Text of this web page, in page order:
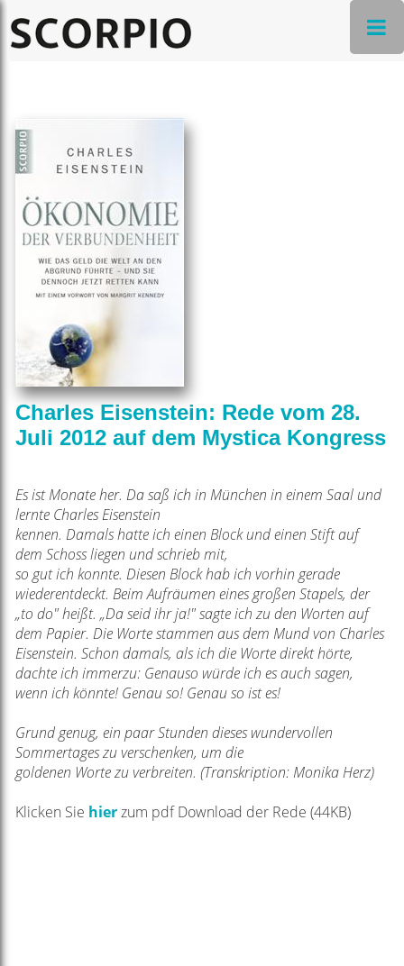
Charles Eisenstein: Rede vom 28.
Juli 2012 auf dem Mystica Kongress
Es ist Monate her. Da saß ich in München in einem Saal und
lernte Charles Eisenstein
kennen. Damals hatte ich einen Block und einen Stift auf
dem Schoss liegen und schrieb mit,
so gut ich konnte. Diesen Block hab ich vorhin gerade
wiederentdeckt. Beim Aufräumen einesgroßen Stapels, der
„to do" heißt. „Da seid ihr ja!" sagte ich zu den Worten auf
dem Papier. Die Worte stammen aus dem Mund von Charles
Eisenstein. Schon damals, als ich die Wortedirekt hörte,
dachte ich immerzu: Genauso würde ich es auch sagen,
wenn ich könnte! Genauso! Genau so ist es!
Grund genug, ein paar Stunden dieses wundervollen
Sommertages zu verschenken, um die
goldenen Worte zu verbreiten. (Transkription: Monika Herz)
Klicken Sie hierzum pdf Download der Rede (44KB)